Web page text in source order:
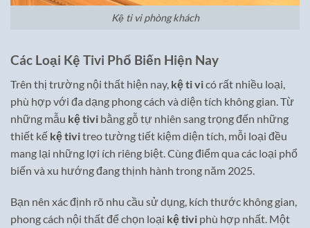
Kệ ti vi phòng khách
Các Loại Kệ Tivi Phổ Biến Hiện Nay
Trên thị trường nội thất hiện nay, kệ ti vicó rất nhiều loại,
phù hợp với đa dạng phong cách và diện tích không gian. Từ
những mẫu kệ tivi bằng gỗ tự nhiên sang trọng đến những
thiết kế kệ tivitreo tường tiết kiệm diện tích, mỗi loại đều
mang lại những lợi ích riêng biệt. Cùng điểm qua các loại phổ
biến và xu hướng đang thịnh hành trong năm 2025.
Bạn nên xác định rõ nhu cầu sử dụng, kích thước không gian,
phong cách nội thất để chọn loại kệ tivi phù hợp nhất. Một